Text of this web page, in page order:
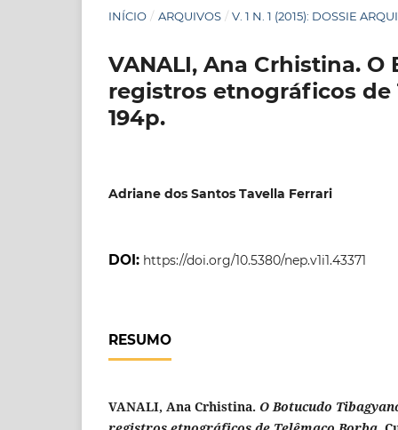
INÍCIO / ARQUIVOS / V. 1 N. 1 (2015): DOSSIE
VANALI, Ana Crhistina.
registros etnográficos de
194p.
Adriane dos Santos Tavella Ferrari
DOI: https://doi.org/10.5380/nep.v1i1.43371
RESUMO
VANALI, Ana Crhistina. O Botucudo